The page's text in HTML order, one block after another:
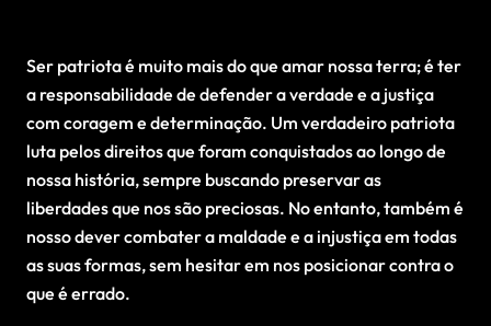
Ser patriota é muito mais do que amar nossa terra; é ter
a responsabilidade de defender a verdade e a justiça
com coragem e determinação. Um verdadeiro patriota
luta pelos direitos que foram conquistados ao longo de
nossa história, sempre buscando preservar as
liberdades que nos são preciosas. No entanto, também é
nosso dever combater a maldade e a injustiça em todas
as suas formas, sem hesitar em nos posicionar contra o
que é errado.